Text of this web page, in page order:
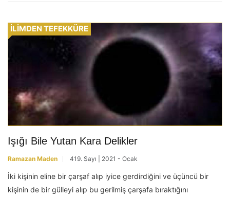
İLİMDEN TEFEKKÜRE
Işığı Bile Yutan Kara Delikler
Ramazan Maden 419. Sayı | 2021 - Ocak
İki kişinin eline bir çarşaf alıp iyice gerdirdiğini ve üçüncü bir
kişinin de bir gülleyi alıp bu gerilmiş çarşafa bıraktığını